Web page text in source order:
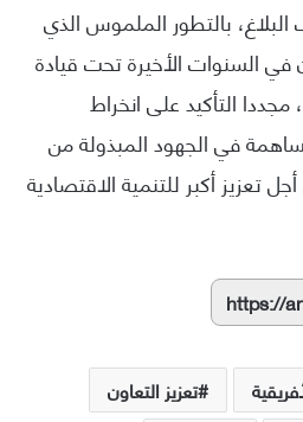
بالتطور الملموس الذي
السنوات الأخيرة تحت قيادة
التأكيد على انخراط
في الجهود المبذولة من
تعزيز أكبر للتنمية الاقتصادية
https://
تعزيز التعاون